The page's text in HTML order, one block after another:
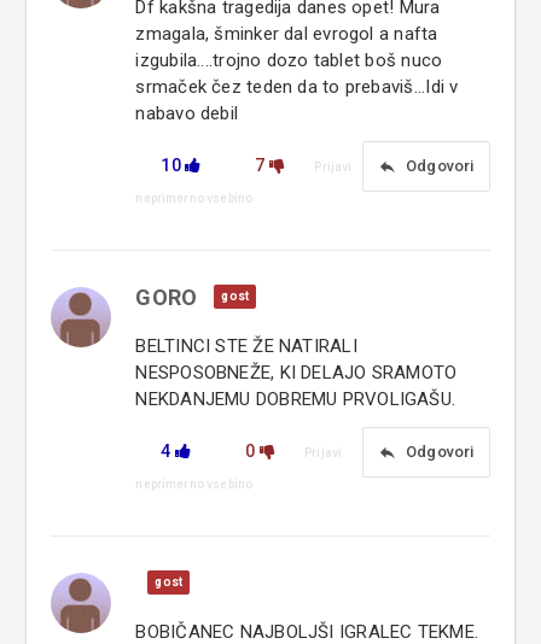
Df kakšna tragedija danes opet! Mura
zmagala, šminker dal evrogol a nafta
izgubila....trojno dozo tablet boš nuco
srmaček čez teden da to prebaviš...Idi v
nabavo debil
10 7 reply Odgovori
Prijavi
neprimerno vsebino
GORO gost
BELTINCI STE ŽE NATIRALI
NESPOSOBNEŽE, KI DELAJO SRAMOTO
NEKDANJEMU DOBREMU PRVOLIGAŠU.
4 0 reply Odgovori
Prijavi
neprimerno vsebino
gost
BOBIČANEC NAJBOLJŠI IGRALEC TEKME.